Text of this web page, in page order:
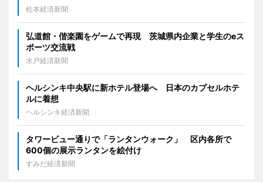
松本経済新聞
弘道館・偕楽園をゲームで再現 茨城県内企業と学生のeス
ポーツ交流戦
水戸経済新聞
ヘルシンキ中央駅に新ホテル登場へ 日本のカプセルホテ
ルに着想
ヘルシンキ経済新聞
タワービュー通りで「ランタンウォーク」 区内各所で
600個の展示ランタンを絵付け
すみだ経済新聞